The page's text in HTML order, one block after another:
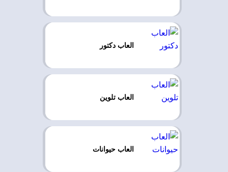
العاب دكتور
العاب تلوين
العاب حيوانات